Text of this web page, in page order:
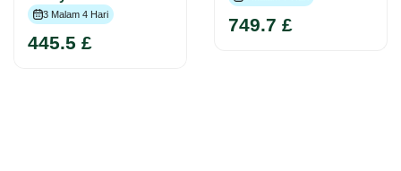
3 Malam 4 Hari
445.5 £
749.7 £